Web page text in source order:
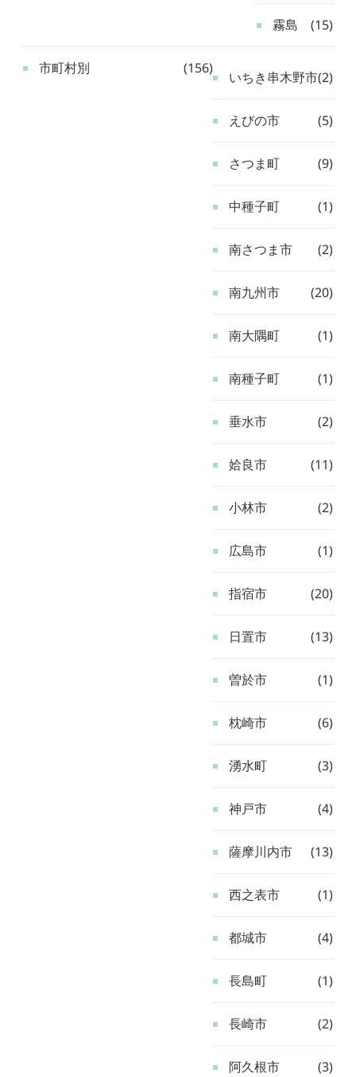
霧島 (15)
市町村別 (156)
いちき串木野市(2)
えびの市 (5)
さつま町 (9)
中種子町 (1)
南さつま市 (2)
南九州市 (20)
南大隅町 (1)
南種子町 (1)
垂水市 (2)
姶良市 (11)
小林市 (2)
広島市 (1)
指宿市 (20)
日置市 (13)
曽於市 (1)
枕崎市 (6)
湧水町 (3)
神戸市 (4)
薩摩川内市 (13)
西之表市 (1)
都城市 (4)
長島町 (1)
長崎市 (2)
阿久根市 (3)